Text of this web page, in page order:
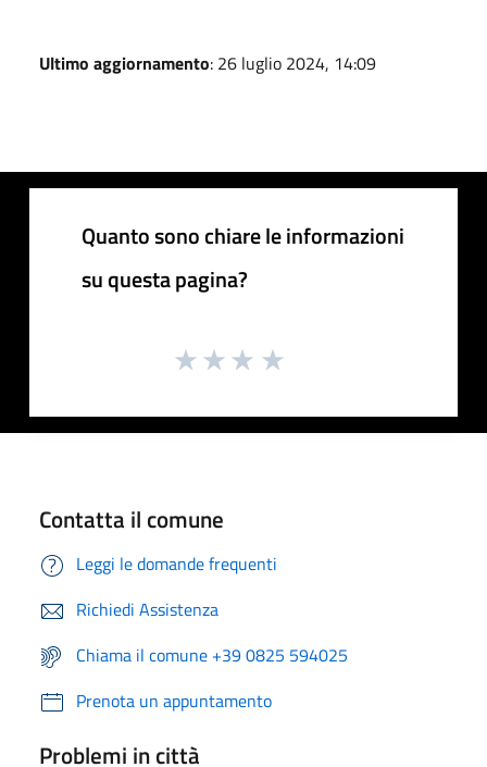
Ultimo aggiornamento: 26 luglio 2024, 14:09
Quanto sono chiare le informazioni
su questa pagina?
Contatta il comune
Leggi le domande frequenti
Richiedi Assistenza
Chiama il comune +39 0825 594025
Prenota un appuntamento
Problemi in città